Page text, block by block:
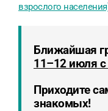
взрослого
Ближайшая
11–12 июля
Приходите
знакомых!